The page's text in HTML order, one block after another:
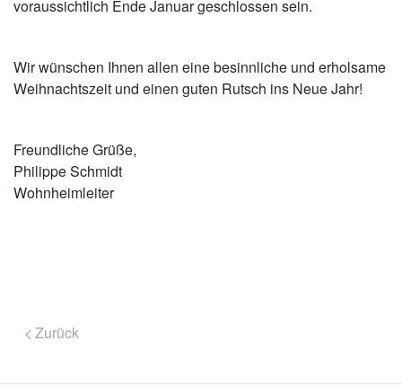
voraussichtlich Ende Januar geschlossen sein.
Wir wünschen Ihnen allen eine besinnliche und erholsame
Weihnachtszeit und einen guten Rutsch ins Neue Jahr!
Freundliche Grüße,
Philippe Schmidt
Wohnheimleiter
Zurück